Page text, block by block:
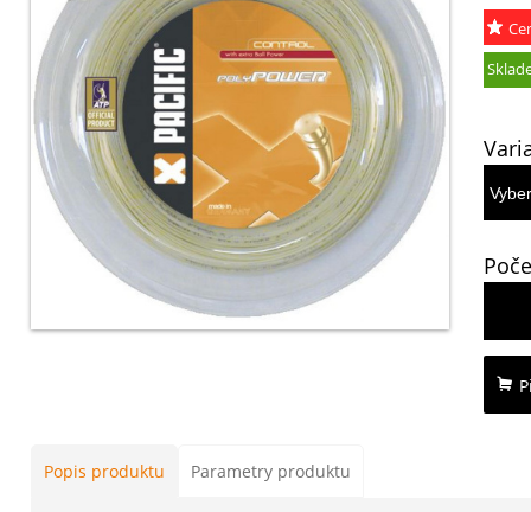
akce
Popis produktu Parametry produktu